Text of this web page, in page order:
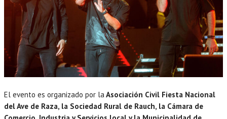
El evento es organizado por laAsociación Civil Fiesta Nacional
del Ave de Raza, la Sociedad Rural de Rauch, la Cámara de